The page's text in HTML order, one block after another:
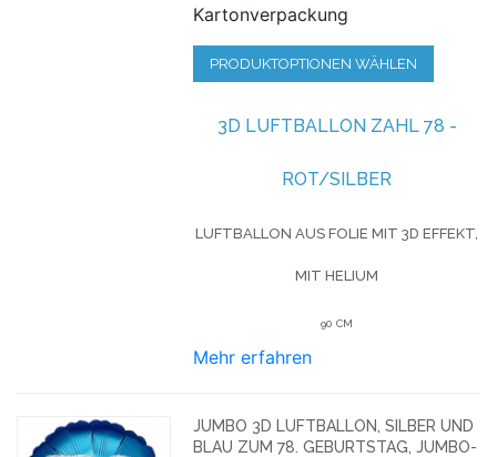
Kartonverpackung
PRODUKTOPTIONEN WÄHLEN
3D LUFTBALLON ZAHL 78 -
ROT/SILBER
LUFTBALLON AUS FOLIE MIT 3D EFFEKT,
MIT HELIUM
90 CM
Mehr erfahren
JUMBO 3D LUFTBALLON, SILBER UND
BLAU ZUM 78. GEBURTSTAG, JUMBO-